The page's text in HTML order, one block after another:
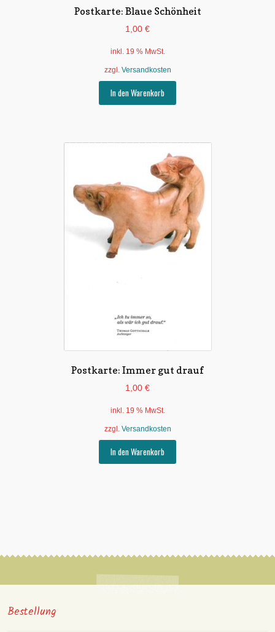
Postkarte: Blaue Schönheit
1,00 €
inkl. 19 % MwSt.
zzgl. Versandkosten
In den Warenkorb
Postkarte: Immer gut drauf
1,00 €
inkl. 19 % MwSt.
zzgl. Versandkosten
In den Warenkorb
Bestellung